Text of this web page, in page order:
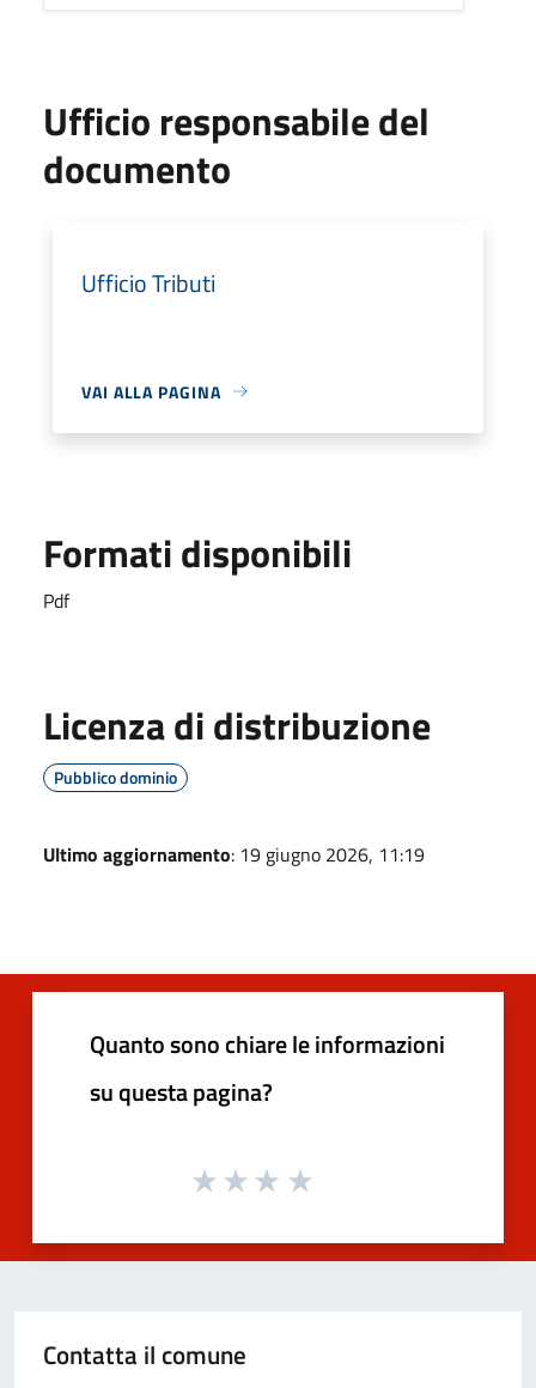
Ufficio responsabile del
documento
Ufficio Tributi
VAI ALLA PAGINA
Formati disponibili
Pdf
Licenza di distribuzione
Pubblico dominio
Ultimo aggiornamento: 19 giugno 2026, 11:19
Quanto sono chiare le informazioni
su questa pagina?
Contatta il comune